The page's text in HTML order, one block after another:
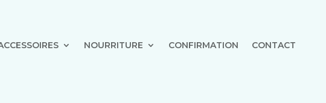
NOURRITURE CONFIRMATION CONTACT